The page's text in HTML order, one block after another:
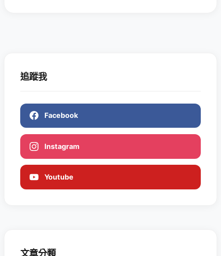
追蹤我
Facebook
Instagram
Youtube
文章分類